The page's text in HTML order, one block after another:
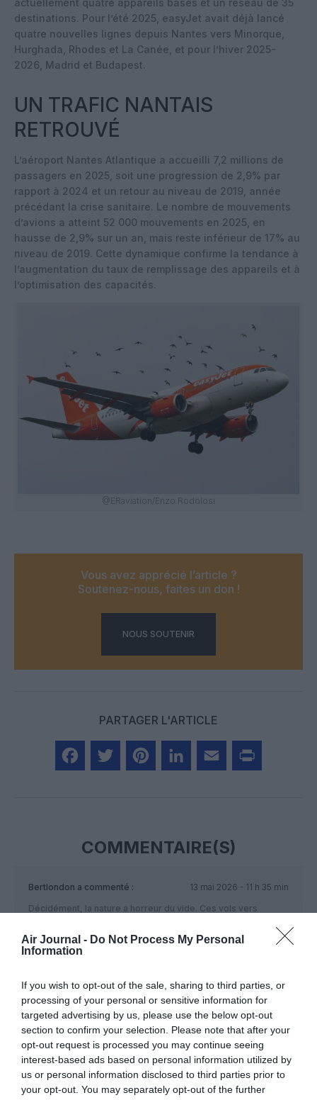
Air Journal - Do Not Process My Personal
Information
If you wish to opt-out of the sale, sharing to third parties, or
processing of your personal or sensitive information for
targeted advertising by us, please use the below opt-out
section to confirm your selection. Please note that after your
opt-out request is processed you may continue seeing
interest-based ads based on personal information utilized by
us or personal information disclosed to third parties prior to
your opt-out. You may separately opt-out of the further
destinations. Pour l’été 2025, easyJet avait déjà lancé
quatre nouvelles lignes depuis Nantes vers Minorque,
Hurghada, Rhodes et La Canée, et pour l’hiver 2025-
2026, Madrid et Budapest.
UN TRAFIC NANTAIS
RETROUVÉ
L’aéroport Nantes Atlantique a accueilli 7,2 millions de
passagers en 2025, soit une progression de 2,9% par
rapport à 2024 et un retour au niveau de 2019, année
précédant la crise sanitaire. Le nombre de mouvements
d’avions a atteint 52 000 mouvements en 2025, en
hausse de 2,9% sur un an, mais reste inférieur de 17% au
niveau de 2019. Cette dynamique confirme la tendance à
l’augmentation du taux de remplissage des appareils et à
l’optimisation des capacités.
@ERaviation/Enzo Rodolosi
Vous avez apprécié l’article ?
Soutenez-nous, faites un don !
NOUS SOUTENIR
PARTAGER L'ARTICLE
COMMENTAIRE(S)
Bertlondon a commenté :
13 mai 2026 - 11 h 35 min
Décidément, la nature a horreur du vide. Ces vols vers
sur Charleroi / Bruxelles sud 2 fois par semaine à partir de
novembre et qui a pris la place de Ryanair qui s’était
finalement.
RÉPONDRE
2/7 a commenté :
14 mai 2026 - 15 h 35
min
Toute ouverture de ligne par Easyjet est toujours